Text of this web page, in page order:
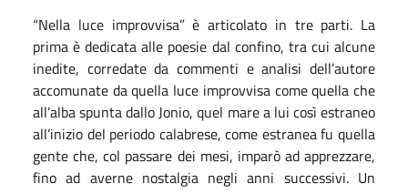
“Nella luce improvvisa” è articolato in tre parti. La
prima è dedicata alle poesie dal confino, tra cui alcune
inedite, corredate da commenti e analisi dell’autore
accomunate da quella luce improvvisa come quella che
all’alba spunta dallo Jonio, quel mare a lui così estraneo
all’inizio del periodo calabrese, come estranea fu quella
gente che, col passare dei mesi, imparò ad apprezzare,
fino ad averne nostalgia negli anni successivi. Un